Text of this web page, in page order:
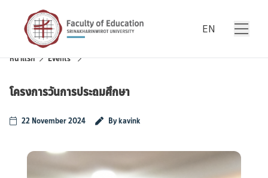
Skip to content
EN
หน้าแรก Events
โครงการวันการประถมศึกษา
22 November 2024 By kavink